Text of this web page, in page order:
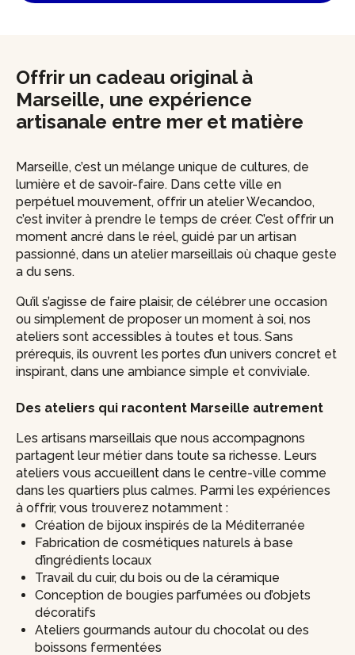
Offrir un cadeau original à
Marseille, une expérience
artisanale entre mer et matière
Marseille, c’est un mélange unique de cultures, de
lumière et de savoir-faire. Dans cette ville en
perpétuel mouvement, offrir un atelier Wecandoo,
c’est inviter à prendre le temps de créer. C’est offrir un
moment ancré dans le réel, guidé par un artisan
passionné, dans un atelier marseillais où chaque geste
a du sens.
Qu’il s’agisse de faire plaisir, de célébrer une occasion
ou simplement de proposer un moment à soi, nos
ateliers sont accessibles à toutes et tous. Sans
prérequis, ils ouvrent les portes d’un univers concret et
inspirant, dans une ambiance simple et conviviale.
Des ateliers qui racontent Marseille autrement
Les artisans marseillais que nous accompagnons
partagent leur métier dans toute sa richesse. Leurs
ateliers vous accueillent dans le centre-ville comme
dans les quartiers plus calmes. Parmi les expériences
à offrir, vous trouverez notamment :
Création de bijoux inspirés de la Méditerranée
Fabrication de cosmétiques naturels à base
d’ingrédients locaux
Travail du cuir, du bois ou de la céramique
Conception de bougies parfumées ou d’objets
décoratifs
Ateliers gourmands autour du chocolat ou des
boissons fermentées